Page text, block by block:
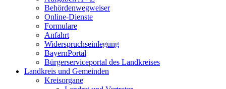
Behördenwegweiser
Online-Dienste
Formulare
Anfahrt
Widerspruchseinlegung
BayernPortal
Bürgerserviceportal des Landkreises
Landkreis und Gemeinden
Kreisorgane